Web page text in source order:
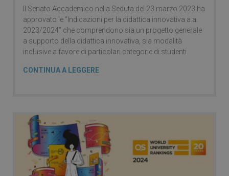
Il Senato Accademico nella Seduta del 23 marzo 2023 ha
approvato le “Indicazioni per la didattica innovativa a.a.
2023/2024” che comprendono sia un progetto generale
a supporto della didattica innovativa, sia modalità
inclusive a favore di particolari categorie di studenti.
CONTINUA A LEGGERE